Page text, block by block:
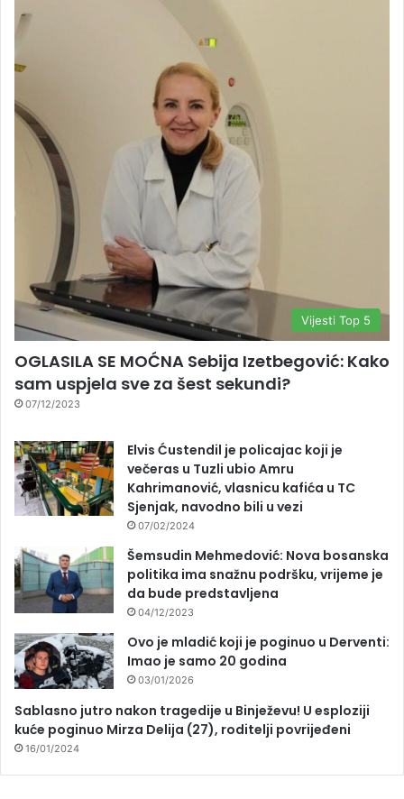
Vijesti Top 5
OGLASILA SE MOĆNA Sebija Izetbegović: Kako
sam uspjela sve za šest sekundi?
07/12/2023
Elvis Ćustendil je policajac koji je
večeras u Tuzli ubio Amru
Kahrimanović, vlasnicu kafića u TC
Sjenjak, navodno bili u vezi
07/02/2024
Šemsudin Mehmedović: Nova bosanska
politika ima snažnu podršku, vrijeme je
da bude predstavljena
04/12/2023
Ovo je mladić koji je poginuo u Derventi:
Imao je samo 20 godina
03/01/2026
Sablasno jutro nakon tragedije u Binježevu! U esploziji
kuće poginuo Mirza Delija (27), roditelji povrijeđeni
16/01/2024